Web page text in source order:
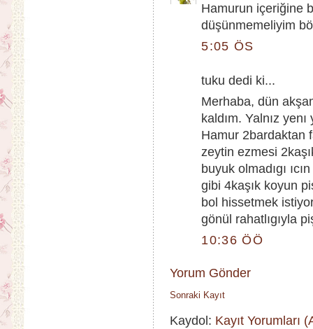
Hamurun içeriğine
düşünmemeliyim
5:05 ÖS
tuku dedi ki...
Merhaba, dün
kaldım. Yalnız
Hamur 2bardaktan
zeytin ezmesi
buyuk olmadıgı
gibi 4kaşık koyun
bol hissetmek
gönül rahatlıgıyla
10:36 ÖÖ
Yorum Gönder
Sonraki Kayıt
Kaydol: Kayıt Yorumları